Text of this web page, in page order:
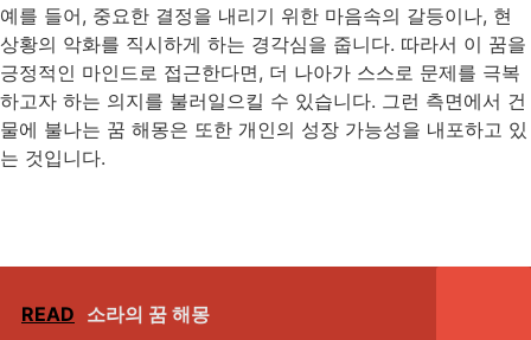
예를 들어, 중요한 결정을 내리기 위한 마음속의 갈등이나, 현
상황의 악화를 직시하게 하는 경각심을 줍니다. 따라서 이 꿈을
긍정적인 마인드로 접근한다면, 더 나아가 스스로 문제를 극복
하고자 하는 의지를 불러일으킬 수 있습니다. 그런 측면에서 건
물에 불나는 꿈 해몽은 또한 개인의 성장 가능성을 내포하고 있
는 것입니다.
READ 소라의 꿈 해몽